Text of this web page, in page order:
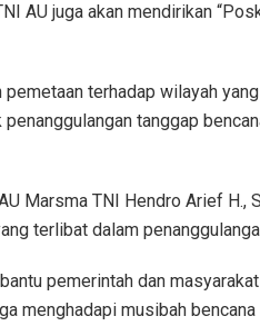
AU juga akan mendirikan
terhadap wilayah
tanggap
Marsma TNI Hendro Arief H.,
terlibat dalam
pemerintah dan
menghadapi musibah